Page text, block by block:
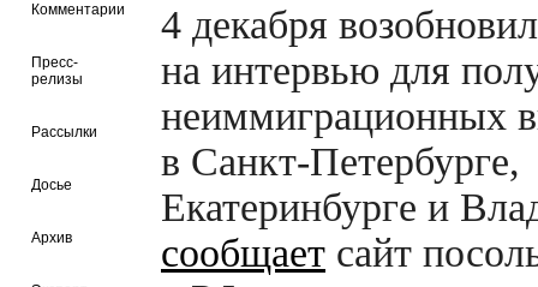
Комментарии
Пресс-
релизы
Рассылки
Досье
Архив
4 декабря
на интервью для
неиммиграционных
в Санкт-Петербурге,
Екатеринбурге и
сообщает сайт